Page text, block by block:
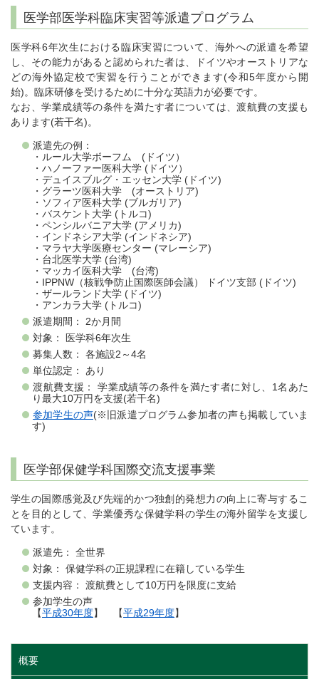
医学部医学科臨床実習等派遣プログラム
医学科6年次生における臨床実習について、海外への派遣を希望
し、その能力があると認められた者は、ドイツやオーストリアな
どの海外協定校で実習を行うことができます(令和5年度から開
始)。臨床研修を受けるために十分な英語力が必要です。
なお、学業成績等の条件を満たす者については、渡航費の支援も
あります(若干名)。
派遣先の例：
・ルール大学ボーフム (ドイツ）
・ハノーファー医科大学 (ドイツ）
・デュイスブルグ・エッセン大学 (ドイツ)
・グラーツ医科大学 (オーストリア)
・ソフィア医科大学 (ブルガリア)
・バスケント大学 (トルコ)
・ペンシルバニア大学 (アメリカ)
・インドネシア大学 (インドネシア)
・マラヤ大学医療センター (マレーシア)
・台北医学大学 (台湾)
・マッカイ医科大学 (台湾)
・IPPNW（核戦争防止国際医師会議） ドイツ支部 (ドイツ)
・ザールランド大学 (ドイツ)
・アンカラ大学 (トルコ)
派遣期間： 2か月間
対象： 医学科6年次生
募集人数： 各施設2～4名
単位認定： あり
渡航費支援： 学業成績等の条件を満たす者に対し、1名あた
り最大10万円を支援(若干名)
参加学生の声(※旧派遣プログラム参加者の声も掲載していま
す)
医学部保健学科国際交流支援事業
学生の国際感覚及び先端的かつ独創的発想力の向上に寄与するこ
とを目的として、学業優秀な保健学科の学生の海外留学を支援し
ています。
派遣先： 全世界
対象： 保健学科の正規課程に在籍している学生
支援内容： 渡航費として10万円を限度に支給
参加学生の声
【平成30年度】 【平成29年度】
概要